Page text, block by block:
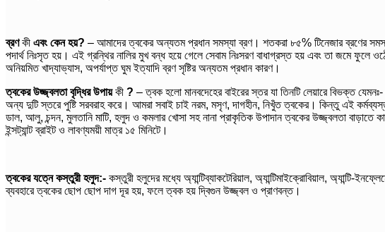
ব্রণকী এবং কেন হয়? – আমাদের ত্বকের অন্যতম প্রধান সমস্যা ব্রণ। শতকরা ৮৫% টিনেজার ব্রণের
পদার্থ নিঃসৃত হয়। এই গ্রন্থির নালির মুখ বন্ধ হয়ে গেলে সেবাম নিঃসরণ বাধাগ্রস্ত হয় এবং তা জমে
অনিয়মিত খাদ্যাভ্যাস, অপর্যাপ্ত ঘুম ইত্যাদি ব্রণ সৃষ্টির অন্যতম প্রধান কারণ।
ত্বকের উজ্জ্বলতা বৃদ্ধির উপায়কী ? – ত্বক হলো মানবদেহের বাইরের স্তর যা তিনটি লেয়ারে বিভক্ত
অন্য দুটি স্তরে পুষ্টি সরবরাহ করে। আমরা সবাই চাই নরম, মসৃণ, দাগহীন, নিখুঁত ত্বকের। কিন্তু এই
ডাল, আলু, চন্দন, মুলতানি মাটি, হলুদ ও কমলার খোসা সহ নানা প্রাকৃতিক উপাদান ত্বকের উজ্জ্বলতা
ইন্সট্যান্ট ব্রাইট ও লাবণ্যময়ী মাত্র ১৫ মিনিটে।
ত্বকের যত্নে কস্তুরী হলুদ:- কস্তুরী হলুদের মধ্যে অ্যান্টিব্যাকটেরিয়াল, অ্যান্টিমাইক্রোবিয়াল, অ্যান্টি-
ব্যবহারে ত্বকের ছোপ ছোপ দাগ দূর হয়, ফলে ত্বক হয় দ্বিগুন উজ্জ্বল ও প্রাণবন্ত।